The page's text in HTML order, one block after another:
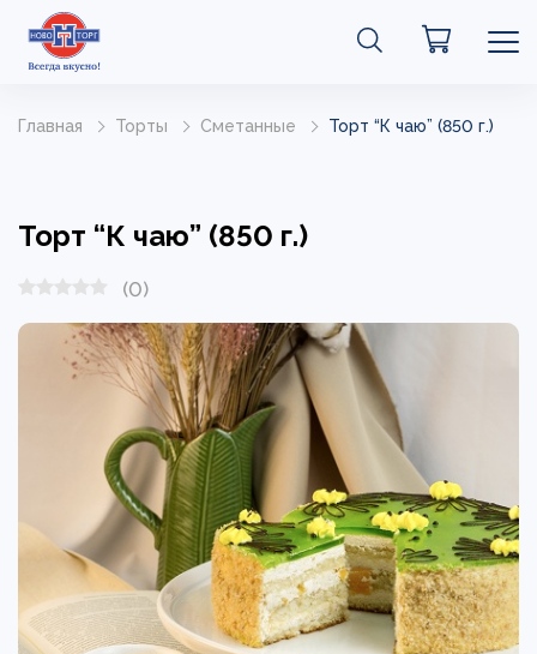
Главная Торты Сметанные Торт “К чаю” (850 г.)
Торт “К чаю” (850 г.)
(0)